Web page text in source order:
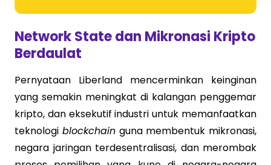
Network State dan Mikronasi Kripto
Berdaulat
Pernyataan Liberland mencerminkan keinginan
yang semakin meningkat di kalangan penggemar
kripto, dan eksekutif industri untuk memanfaatkan
teknologi blockchainguna membentuk mikronasi,
negara jaringan terdesentralisasi, dan merombak